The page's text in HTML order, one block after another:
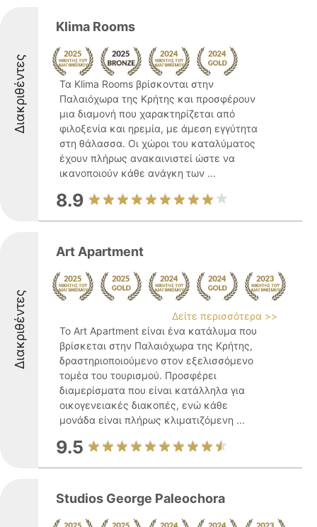
Διακριθέντες
Klima Rooms
Τα Klima Rooms βρίσκονται στην
Παλαιόχωρα της Κρήτης και προσφέρουν
μια διαμονή που χαρακτηρίζεται από
φιλοξενία και ηρεμία, με άμεση εγγύτητα
στη θάλασσα. Οι χώροι του καταλύματος
έχουν πλήρως ανακαινιστεί ώστε να
ικανοποιούν κάθε ανάγκη των ...
8.9
Διακριθέντες
Art Apartment
Δείτε περισσότερα >>
Το Art Apartment είναι ένα κατάλυμα που
βρίσκεται στην Παλαιόχωρα της Κρήτης,
δραστηριοποιούμενο στον εξελισσόμενο
τομέα του τουρισμού. Προσφέρει
διαμερίσματα που είναι κατάλληλα για
οικογενειακές διακοπές, ενώ κάθε
μονάδα είναι πλήρως κλιματιζόμενη ...
9.5
Studios George Paleochora